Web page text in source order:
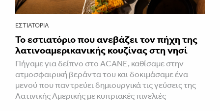
ΕΣΤΙΑΤΌΡΙΑ
Το εστιατόριο που ανεβάζει τον πήχη της
λατινοαμερικανικής κουζίνας στη νησί
Πήγαμε για δείπνο στο ACANE, καθίσαμε στην
ατμοσφαιρική βεράντα του και δοκιμάσαμε ένα
μενού που παντρεύει δημιουργικά τις γεύσεις της
Λατινικής Αμερικής με κυπριακές πινελιές